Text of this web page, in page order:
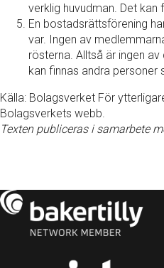
verklig huvudman. Det kan
En bostadsrättsförening
var. Ingen av
rösterna. Alltså är ingen
kan finnas andra personer
Källa: Bolagsverket För
Bolagsverkets webb.
Texten publiceras i samarbete